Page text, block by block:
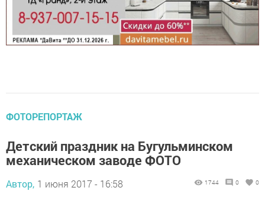
ФОТОРЕПОРТАЖ
Детский праздник на Бугульминском
механическом заводе ФОТО
Автор, 1 июня 2017 - 16:58 1744 0 0